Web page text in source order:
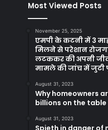
Most Viewed Posts
November 25, 2025
एमपी के कटनी में 3
मिलने से परेशान
लटककर की अपनी
मामले की जांच में जुटी
August 31, 2023
Why homeowners
billions on the table
August 31, 2023